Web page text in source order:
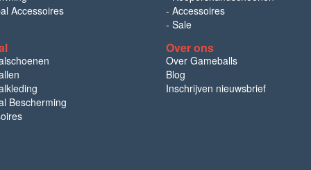
Accessoires
- Accessoires
- Sale
Bescherming
Over ons
Over Gameballs
Blog
Inschrijven nieuwsbrief